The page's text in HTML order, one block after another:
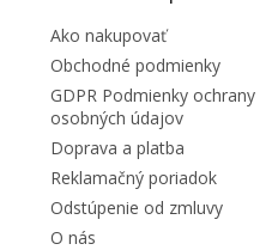
Ako nakupovať
Obchodné podmienky
GDPR Podmienky ochrany
osobných údajov
Doprava a platba
Reklamačný poriadok
Odstúpenie od zmluvy
O nás